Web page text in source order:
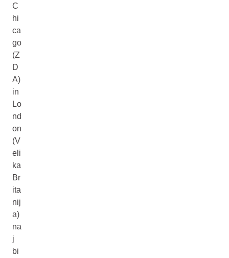
C
hi
ca
go
(Z
D
A)
in
Lo
nd
on
(V
eli
ka
Br
ita
nij
a)
na
j
bi